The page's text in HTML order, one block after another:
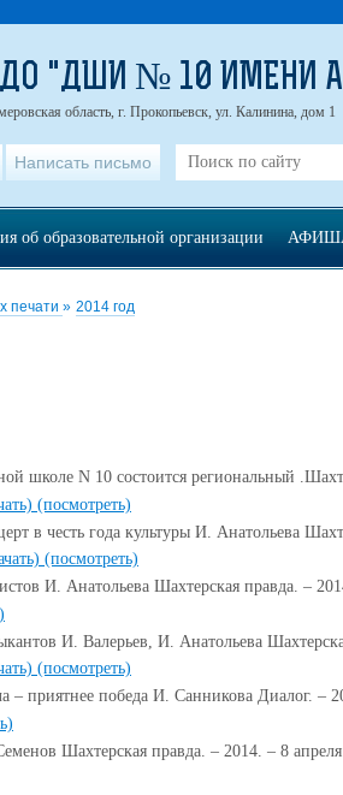
печати » 2014 год
школе N 10 состоится региональный
(посмотреть)
в честь года культуры И. Анатольева
(посмотреть)
И. Анатольева Шахтерская правда. –
И. Валерьев, И. Анатольева
(посмотреть)
– приятнее победа И. Санникова Диалог. –
Шахтерская правда. – 2014. – 8
"ДШИ № 10 ИМЕНИ
область, г. Прокопьевск, ул. Калинина, дом 1
Написать письмо
об образовательной организации